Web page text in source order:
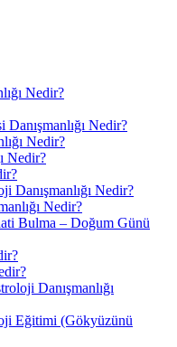
Nedir?
Nedir?
Nedir?
Nedir?
Danışmanlığı Nedir?
Nedir?
Bulma – Doğum Günü
Danışmanlığı
Eğitimi (Gökyüzünü